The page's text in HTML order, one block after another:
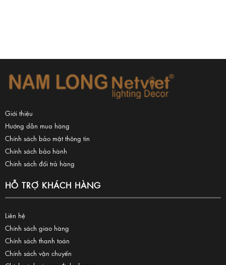
Giới thiệu
Hướng dẫn mua hàng
Chính sách bảo mật thông tin
Chính sách bảo hành
Chính sách đổi trả hàng
HỖ TRỢ KHÁCH HÀNG
Liên hệ
Chính sách giao hàng
Chính sách thanh toán
Chính sách vận chuyển